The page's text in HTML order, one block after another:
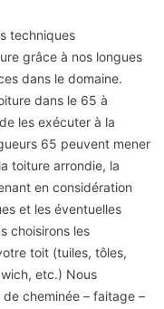
techniques
grâce à nos longues
dans le domaine.
dans le 65 à
les exécuter à la
65 peuvent mener
toiture arrondie, la
en considération
et les éventuelles
choisirons les
toit (tuiles, tôles,
etc.) Nous
cheminée – faitage –